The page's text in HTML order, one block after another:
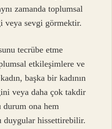
zamanda toplumsal
veya sevgi görmektir.
tecrübe etme
etkileşimlere ve
başka bir kadının
veya daha çok takdir
durum ona hem
duygular hissettirebilir.